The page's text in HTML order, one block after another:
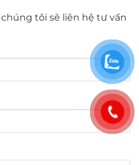
tôi sẽ liên hệ tư vấn